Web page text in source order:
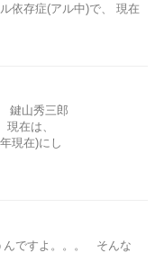
依存症(アル中)で、 現在
鍵山秀三郎
在は、
現在)にし
んですよ。。。 そんな